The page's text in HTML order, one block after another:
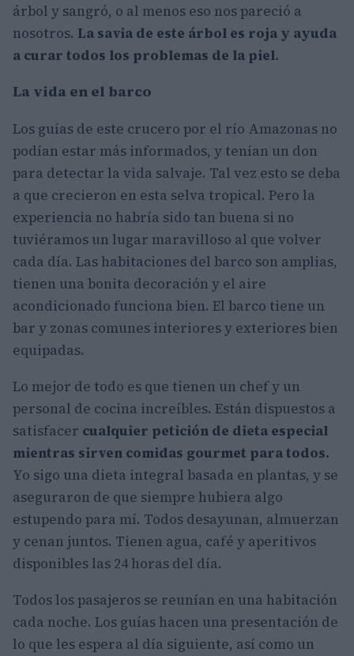
árbol y sangró, o al menos eso nos pareció a
nosotros. La savia de este árbol es roja y ayuda
a curar todos los problemas de la piel.
La vida en el barco
Los guías de este crucero por el río Amazonas no
podían estar más informados, y tenían un don
para detectar la vida salvaje. Tal vez esto se deba
a que crecieron en esta selva tropical. Pero la
experiencia no habría sido tan buena si no
tuviéramos un lugar maravilloso al que volver
cada día. Las habitaciones del barco son amplias,
tienen una bonita decoración y el aire
acondicionado funciona bien. El barco tiene un
bar y zonas comunes interiores y exteriores bien
equipadas.
Lo mejor de todo es que tienen un chef y un
personal de cocina increíbles. Están dispuestos a
satisfacer cualquier petición de dieta especial
mientras sirven comidas gourmet para todos.
Yo sigo una dieta integral basada en plantas, y se
aseguraron de que siempre hubiera algo
estupendo para mí. Todos desayunan, almuerzan
y cenan juntos. Tienen agua, café y aperitivos
disponibles las 24 horas del día.
Todos los pasajeros se reunían en una habitación
cada noche. Los guías hacen una presentación de
lo que les espera al día siguiente, así como un